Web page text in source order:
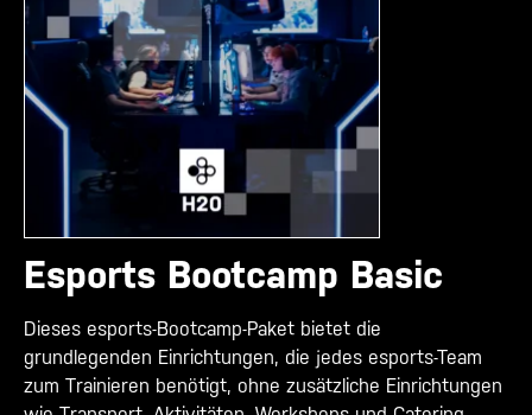
Esports Bootcamp Basic
Dieses esports-Bootcamp-Paket bietet die
grundlegenden Einrichtungen, die jedes esports-Team
zum Trainieren benötigt, ohne zusätzliche Einrichtungen